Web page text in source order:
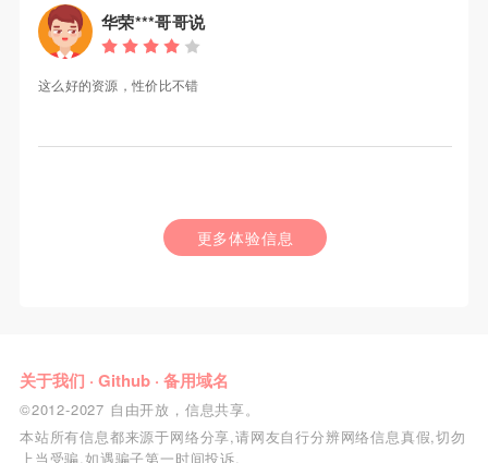
华荣***哥哥说
这么好的资源，性价比不错
更多体验信息
关于我们 · Github· 备用域名
©2012-2027 自由开放，信息共享。
本站所有信息都来源于网络分享,请网友自行分辨网络信息真假,切勿
上当受骗,如遇骗子第一时间投诉.